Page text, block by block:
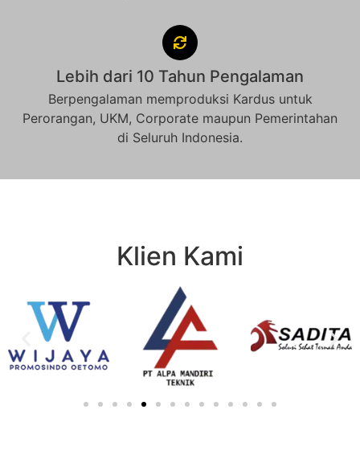
Lebih dari 10 Tahun Pengalaman
Berpengalaman memproduksi Kardus untuk
Perorangan, UKM, Corporate maupun Pemerintahan
di Seluruh Indonesia.
Klien Kami